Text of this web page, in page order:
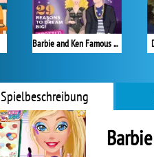
Barbie and Ken Famous Couples Costume
Spielbeschreibung